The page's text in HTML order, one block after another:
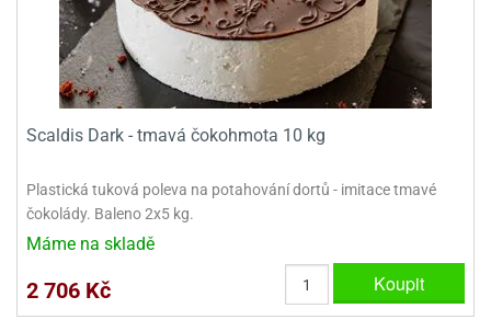
Scaldis Dark - tmavá čokohmota 10 kg
Plastická tuková poleva na potahování dortů - imitace tmavé
čokolády. Baleno 2x5 kg.
Máme na skladě
2 706 Kč Koupit